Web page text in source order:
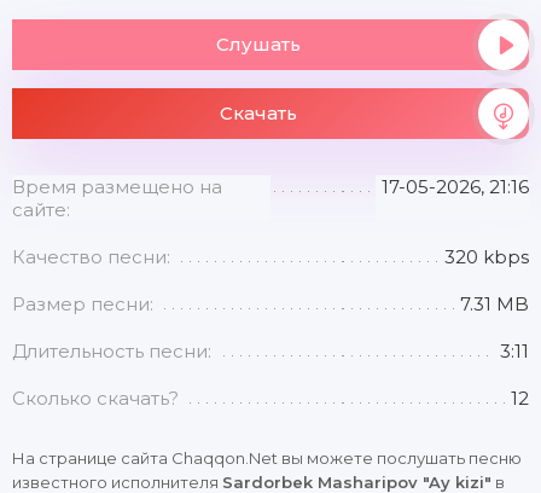
Слушать
Скачать
Время размещено на
сайте:
17-05-2026, 21:16
Качество песни: 320 kbps
Размер песни: 7.31 MB
Длительность песни: 3:11
Сколько скачать? 12
На странице сайта Chaqqon.Net вы можете послушать песню
известного исполнителя Sardorbek Masharipov "Ay kizi" в